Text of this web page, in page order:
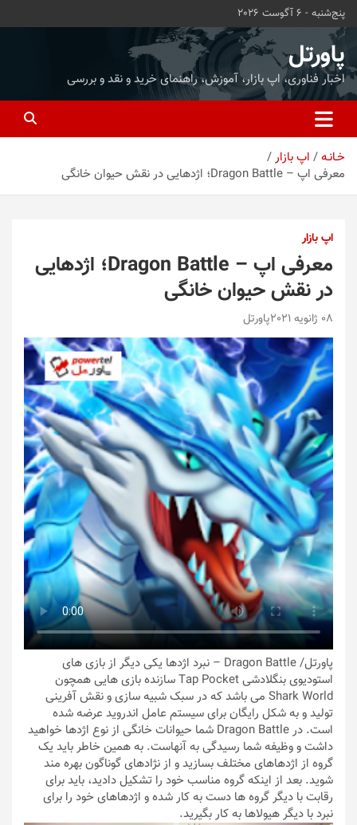
محتوا
بروید
پنج‌شنبه - 6 آگوست 2026
پاورتل
اخبار فناوری، اپ بازار، آموزش، راهنمای خرید و نقد و بررسی
خـانـه
اپ بازار
معرفی اپ – Dragon Battle؛ اژدهایی در نقش حیوان خانگی
اپ بازار
معرفی اپ – Dragon Battle؛ اژدهایی
در نقش حیوان خانگی
08 ژانویه 2021 پاورتل
پاورتل
/ Dragon Battle – نبرد اژدها یکی دیگر از بازی های
استودیوی بنگلادشی Tap Pocket سازنده بازی هایی همچون
Shark World می باشد که در سبک شبیه سازی و نقش آفرینی
تولید و به شکل رایگان برای سیستم عامل اندروید عرضه شده
است. در Dragon Battle شما حیوانات خانگی از نوع اژدها خواهید
داشت و وظیفه شما رسیدگی به آنهاست. به همین خاطر باید یک
گروه از اژدهاهای مختلف بسازید و از نژادهای گوناگون بهره مند
شوید. بعد از اینکه گروه مناسب خود را تشکیل دادید، باید برای
رقابت با دیگر گروه ها دست به کار شده و اژدهاهای خود را برای
نبرد با دیگر هیولاها به کار بگیرید.